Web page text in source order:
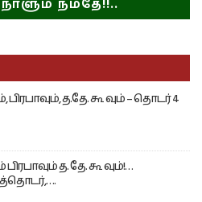
நமதே!!..
பிரபாவும், த.தே. கூ வும் – தொடர் 4
த. தே. கூ வும்!…